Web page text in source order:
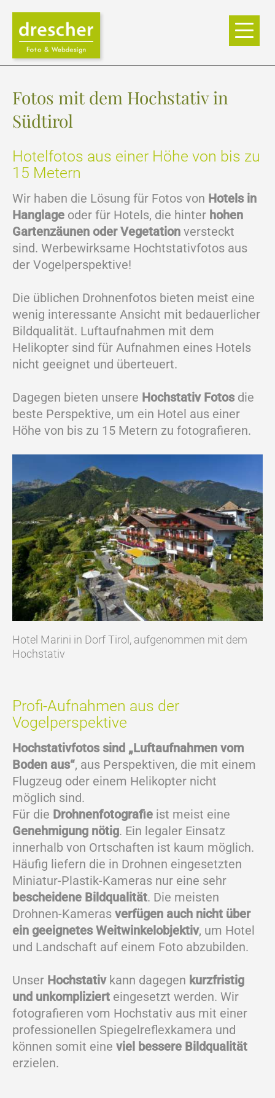
Fotos mit dem Hochstativ in
Südtirol
Hotelfotos aus einer Höhe von bis zu
15 Metern
Wir haben die Lösung für Fotos von Hotels in
Hanglage oder für Hotels, die hinter hohen
Gartenzäunen oder Vegetation versteckt
sind. Werbewirksame Hochtstativfotos aus
der Vogelperspektive!
Die üblichen Drohnenfotos bieten meist eine
wenig interessante Ansicht mit bedauerlicher
Bildqualität. Luftaufnahmen mit dem
Helikopter sind für Aufnahmen eines Hotels
nicht geeignet und überteuert.
Dagegen bieten unsere Hochstativ Fotosdie
beste Perspektive, um ein Hotel aus einer
Höhe von bis zu 15 Metern zu fotografieren.
Hotel Marini in Dorf Tirol, aufgenommen mit dem
Hochstativ
Profi-Aufnahmen aus der
Vogelperspektive
Hochstativfotos sind „Luftaufnahmen vom
Boden aus“, aus Perspektiven, die mit einem
Flugzeug oder einem Helikopter nicht
möglich sind.
Für die Drohnenfotografie ist meist eine
Genehmigung nötig. Ein legaler Einsatz
innerhalb von Ortschaften ist kaum möglich.
Häufig liefern die in Drohnen eingesetzten
Miniatur-Plastik-Kameras nur eine sehr
bescheidene Bildqualität. Die meisten
Drohnen-Kameras verfügen auch nicht über
ein geeignetes Weitwinkelobjektiv, um Hotel
und Landschaft auf einem Foto abzubilden.
Unser Hochstativkann dagegen kurzfristig
und unkompliziert eingesetzt werden. Wir
fotografieren vom Hochstativ aus mit einer
professionellen Spiegelreflexkamera und
können somit eine viel bessere Bildqualität
erzielen.